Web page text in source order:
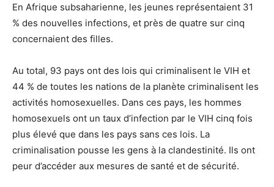
En Afrique subsaharienne, les jeunes représentaient 31
% des nouvelles infections, et près de quatre sur cinq
concernaient des filles.
Au total, 93 pays ont des lois qui criminalisent le VIH et
44 % de toutes les nations de la planète criminalisent les
activités homosexuelles. Dans ces pays, les hommes
homosexuels ont un taux d’infection par le VIH cinq fois
plus élevé que dans les pays sans ces lois. La
criminalisation pousse les gens à la clandestinité. Ils ont
peur d’accéder aux mesures de santé et de sécurité.